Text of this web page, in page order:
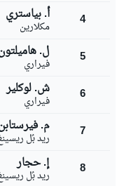
4 أ. بياستري
مكلارين
5 ل.
فيراري
6 ش. لوكلير
فيراري
7 م.
ريد بُل
8 إ. حجار
ريد بُل